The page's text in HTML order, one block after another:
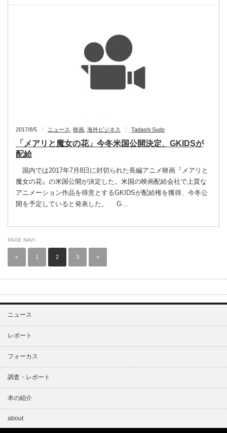
2017/8/5 ニュース 映画 海外ビジネス Tadashi Sudo
「メアリと魔女の花」今冬米国公開決定、GKIDSが
配給
国内では2017年7月8日に封切られた長編アニメ映画『メアリと
魔女の花』の米国公開が決定した。米国の映画配給会社で上質な
アニメーション作品を得意とするGKIDSが配給権を獲得、今冬公
開を予定していると発表した。 G…
PAGE NAVI
« 1 2 3 »
ニュース
レポート
フォーカス
調査・レポート
本の紹介
about